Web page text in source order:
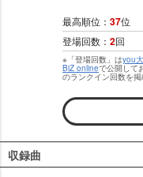
最高順位： 37位
登場回数： 2回
※「登場回数」はyou
BiZ onlineで公開して
のランクイン回数を掲
収録曲